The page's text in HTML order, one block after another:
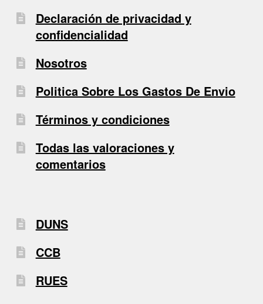
Declaración de privacidad y
confidencialidad
Nosotros
Politica Sobre Los Gastos De Envio
Términos y condiciones
Todas las valoraciones y
comentarios
DUNS
CCB
RUES